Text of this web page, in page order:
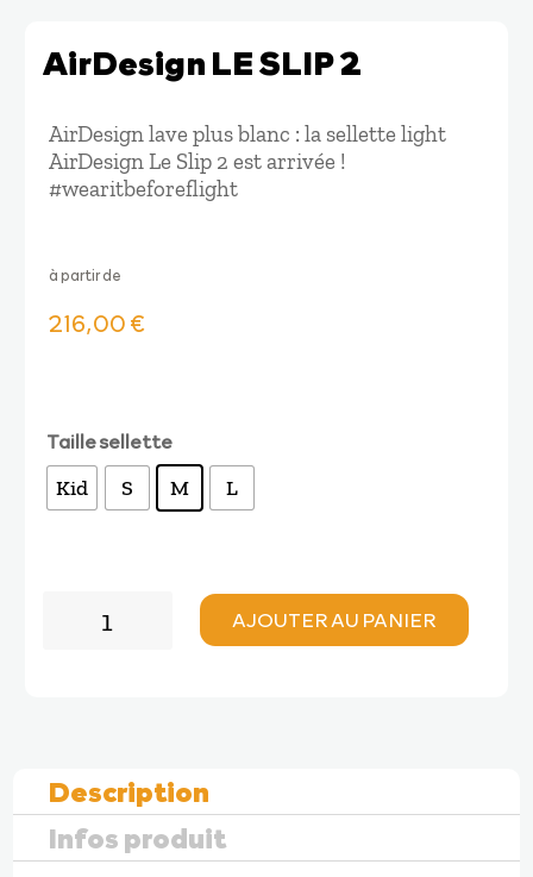
AirDesign LE SLIP 2
AirDesign lave plus blanc : la sellette light
AirDesign Le Slip 2 est arrivée !
#wearitbeforeflight
à partir de
216,00€
Taille sellette
Kid S M L
AJOUTER AU PANIER
Description
Infos produit